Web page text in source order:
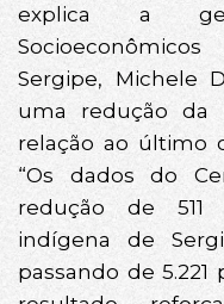
explica a
Sergipe, Michele
uma redução da
relação ao último
“Os dados do
redução de 511
indígena de
passando de 5.221